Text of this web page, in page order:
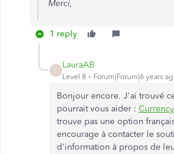
Merci,
1 reply
LauraAB
Level 8 Forum|Forum|6 years
Bonjour encore. J'ai trouvé
pourrait vous aider :
trouve pas une option
encourage à contacter le
d'information à propos de